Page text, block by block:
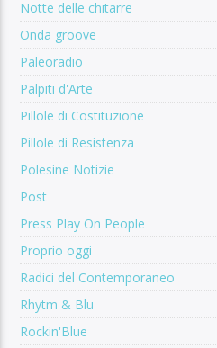
Notte delle chitarre
Onda groove
Paleoradio
Palpiti d'Arte
Pillole di Costituzione
Pillole di Resistenza
Polesine Notizie
Post
Press Play On People
Proprio oggi
Radici del Contemporaneo
Rhytm & Blu
Rockin'Blue